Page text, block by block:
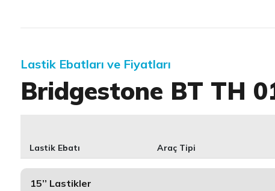
Lastik Ebatları ve Fiyatları
Bridgestone BT TH
Lastik Ebatı Araç Tipi
15’’ Lastikler